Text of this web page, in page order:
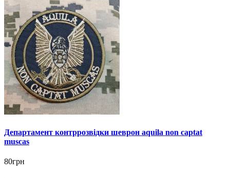
Департамент контррозвідки шеврон aquila non captat
muscas
80грн